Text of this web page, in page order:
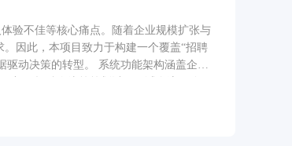
验不佳等核心痛点。随着企业规模扩张与
因此，本项目致力于构建一个覆盖“招聘
驱动决策的转型。 系统功能架构涵盖企业
个人信息及培训履历 → 候选人浏览并精